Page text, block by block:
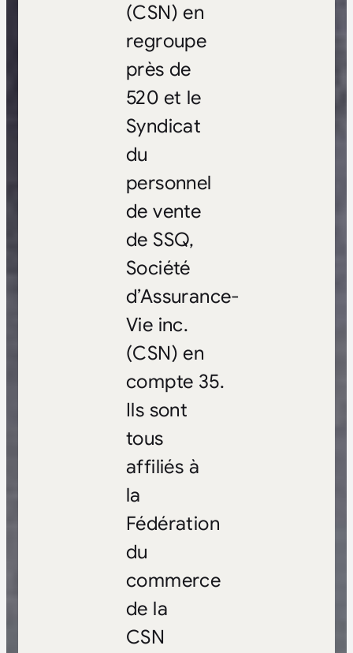
(CSN) en
regroupe
près de
520 et le
Syndicat
du
personnel
de vente
de SSQ,
Société
d’Assurance-
Vie inc.
(CSN) en
compte 35.
Ils sont
tous
affiliés à
la
Fédération
du
commerce
de la
CSN